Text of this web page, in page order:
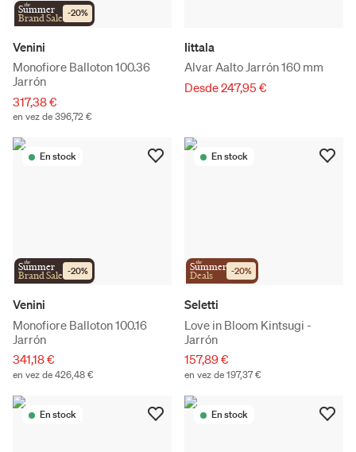
the
Summer
Brand Sale -20%
Venini
Monofiore Balloton 100.36
Jarrón
317,38 €
en vez de 396,72 €
Iittala
Alvar Aalto Jarrón 160 mm
Desde 247,95 €
En stock
the
Summer
Brand Sale -20%
Venini
Monofiore Balloton 100.16
Jarrón
341,18 €
en vez de 426,48 €
En stock
the
Summer
Deals -20%
Seletti
Love in Bloom Kintsugi -
Jarrón
157,89 €
en vez de 197,37 €
En stock En stock